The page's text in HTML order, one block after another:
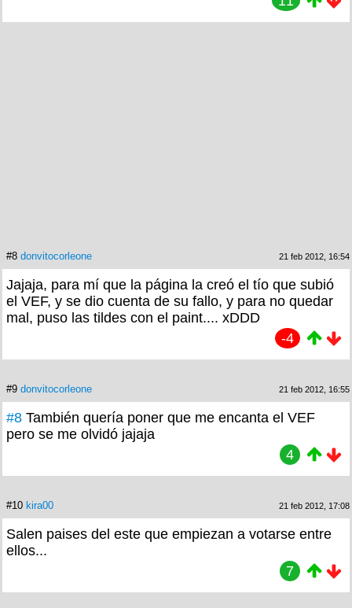
#8 donvitocorleone 21 feb 2012, 16:54
Jajaja, para mí que la página la creó el tío que subió
el VEF, y se dio cuenta de su fallo, y para no quedar
mal, puso las tildes con el paint.... xDDD
-4
#9 donvitocorleone 21 feb 2012, 16:55
#8 También quería poner que me encanta el VEF
pero se me olvidó jajaja
4
#10 kira00 21 feb 2012, 17:08
Salen paises del este que empiezan a votarse entre
ellos...
7